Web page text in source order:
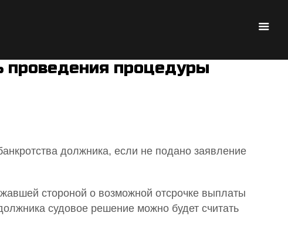
проведения процедуры
должника, если не подано заявление
стороной о возможной отсрочке выплаты
судовое решение можно будет считать